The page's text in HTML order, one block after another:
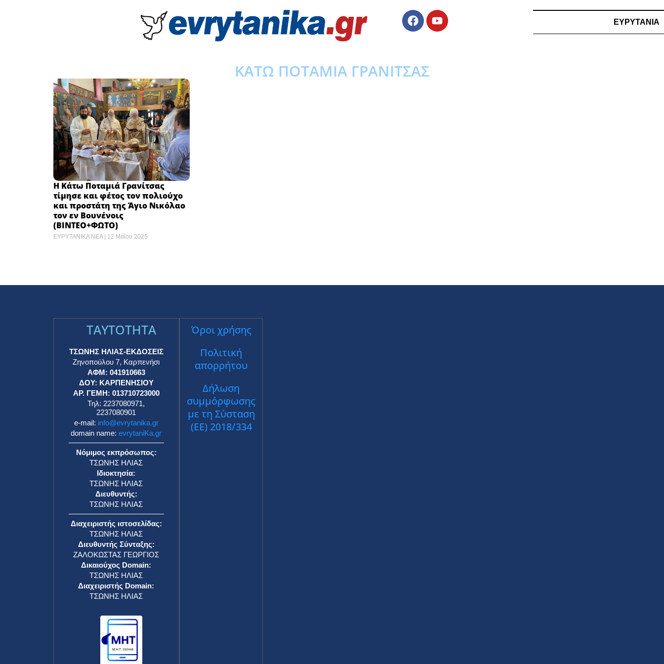
ΕΥΡΥΤΑΝΙΑ
ΚΑΤΩ ΠΟΤΑΜΙΑ ΓΡΑΝΙΤΣΑΣ
Η Κάτω Ποταμιά Γρανίτσας
τίμησε και φέτος τον πολιούχο
και προστάτη της Άγιο Νικόλαο
τον εν Βουνένοις
(ΒΙΝΤΕΟ+ΦΩΤΟ)
ΕΥΡΥΤΑΝΙΚΑ ΝΕΑ 12 Μαΐου 2025
TAYTOTHTA
ΤΣΩΝΗΣ ΗΛΙΑΣ-ΕΚΔΟΣΕΙΣ
Ζηνοπούλου 7, Καρπενήσι
ΑΦΜ: 041910663
ΔΟΥ: ΚΑΡΠΕΝΗΣΙΟΥ
ΑΡ. ΓΕΜΗ: 013710723000
Τηλ: 2237080971,
2237080901
e-mail: info@evrytanika.gr
domain name:evrytaniKa.gr
Νόμιμος εκπρόσωπος:
ΤΣΩΝΗΣ ΗΛΙΑΣ
Ιδιοκτησία:
ΤΣΩΝΗΣ ΗΛΙΑΣ
Διευθυντής:
ΤΣΩΝΗΣ ΗΛΙΑΣ
Διαχειριστής ιστοσελίδας:
ΤΣΩΝΗΣ ΗΛΙΑΣ
Διευθυντής Σύνταξης:
ΖΑΛΟΚΩΣΤΑΣ ΓΕΩΡΓΙΟΣ
Δικαιούχος Domain:
ΤΣΩΝΗΣ ΗΛΙΑΣ
Διαχειριστής Domain:
ΤΣΩΝΗΣ ΗΛΙΑΣ
Όροι χρήσης
Πολιτική
απορρήτου
Δήλωση
συμμόρφωσης
με τη Σύσταση
(ΕΕ) 2018/334